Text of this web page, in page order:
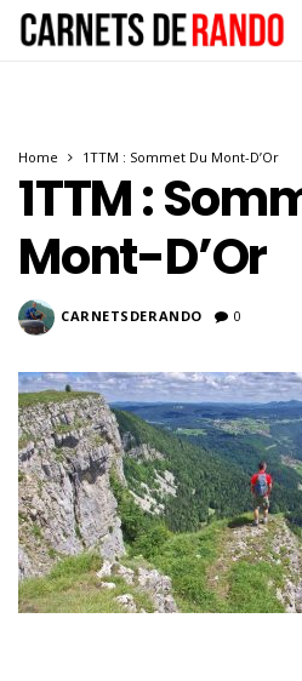
Home 1TTM : Sommet Du Mont-D’Or
1TTM :
Mont-D’Or
CARNETSDERANDO 0